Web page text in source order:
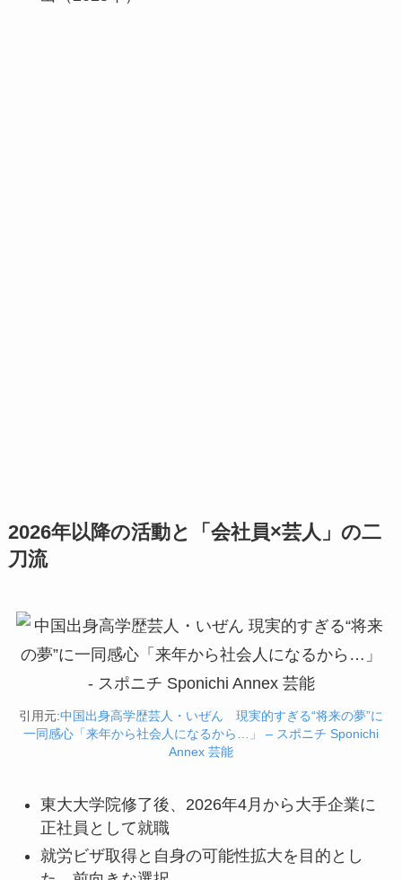
2026年以降の活動と「会社員×芸人」の二
刀流
引用元:中国出身高学歴芸人・いぜん 現実的すぎる“将来の夢”に
一同感心「来年から社会人になるから…」 – スポニチ Sponichi
Annex 芸能
東大大学院修了後、2026年4月から大手企業に
正社員として就職
就労ビザ取得と自身の可能性拡大を目的とし